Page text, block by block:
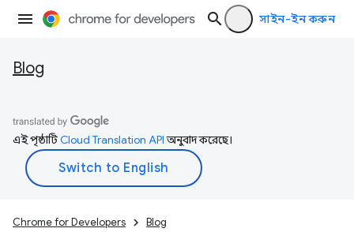
সাইন-ইন করুন
Blog
এই পৃষ্ঠাটিCloud Translation APIঅনুবাদ করেছে।
Chrome for Developers Blog